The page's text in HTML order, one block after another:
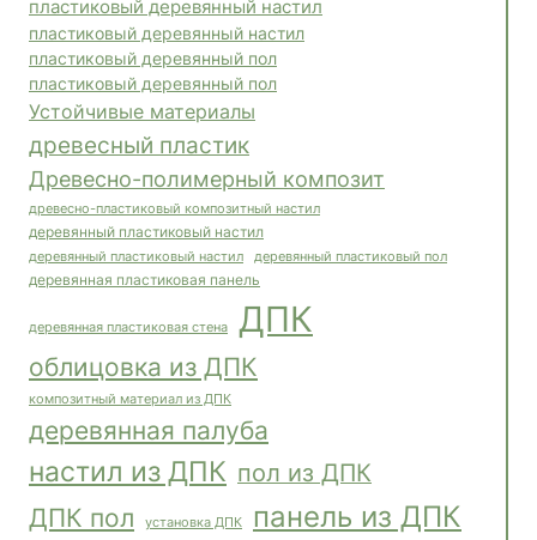
пластиковый деревянный настил
пластиковый деревянный настил
пластиковый деревянный пол
пластиковый деревянный пол
Устойчивые материалы
древесный пластик
Древесно-полимерный композит
древесно-пластиковый композитный настил
деревянный пластиковый настил
деревянный пластиковый настил деревянный пластиковый пол
деревянная пластиковая панель
деревянная пластиковая стена ДПК
облицовка из ДПК
композитный материал из ДПК
деревянная палуба
настил из ДПК пол из ДПК
ДПК пол установка ДПК панель из ДПК